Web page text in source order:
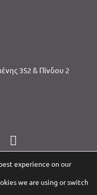
352 & Πίνδου 2
TO TOP
experience on our
we are using or switch